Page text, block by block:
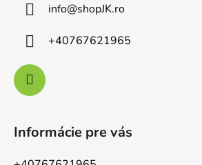
info@shopJK.ro
+40767621965
Informácie pre vás